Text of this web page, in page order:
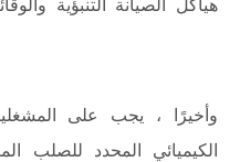
وأخيرًا ، يجب على
الكيميائي المحدد للصلب